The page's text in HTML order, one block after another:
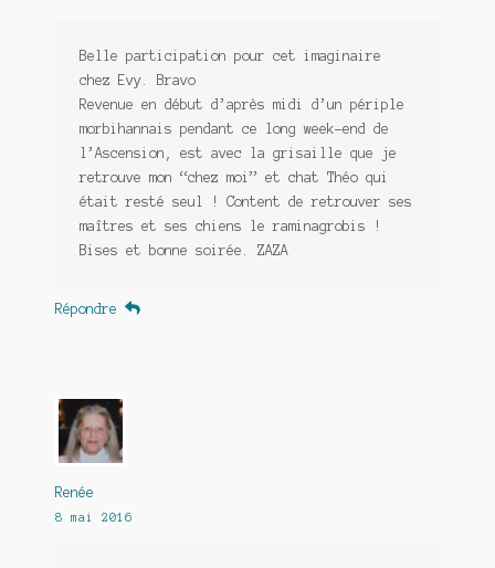
Belle participation pour cet imaginaire
chez Evy. Bravo
Revenue en début d’après midi d’un périple
morbihannais pendant ce long week-end de
l’Ascension, est avec la grisaille que je
retrouve mon “chez moi” et chat Théo qui
était resté seul ! Content de retrouver ses
maîtres et ses chiens le raminagrobis !
Bises et bonne soirée. ZAZA
Répondre
Renée
8 mai 2016